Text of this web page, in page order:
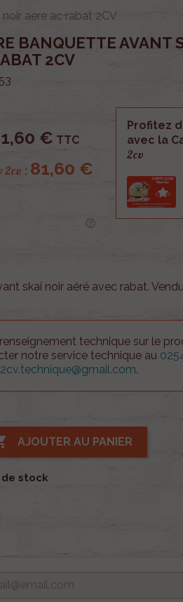
aere ac rabat 2CV
BANQUETTE AVANT
2CV
€ TTC
2cv : 81,60 €
Profitez
avec la
2cv
skaî noir aéré avec rabat.
technique sur le
notre service technique au
.
AJOUTER AU PANIER
stock